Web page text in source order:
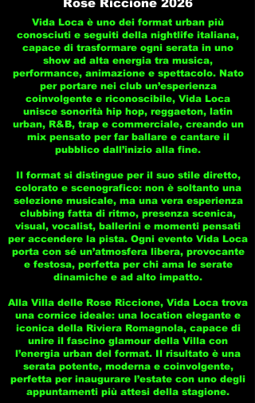
Rose Riccione 2026
Vida Loca è uno dei format urban più
conosciuti e seguiti della nightlife italiana,
capace di trasformare ogni serata in uno
show ad alta energia tra musica,
performance, animazione e spettacolo. Nato
per portare nei club un’esperienza
coinvolgente e riconoscibile, Vida Loca
unisce sonorità hip hop, reggaeton, latin
urban, R&B, trap e commerciale, creando un
mix pensato per far ballare e cantare il
pubblico dall’inizio alla fine.
Il format si distingue per il suo stile diretto,
colorato e scenografico: non è soltanto una
selezione musicale, ma una vera esperienza
clubbing fatta di ritmo, presenza scenica,
visual, vocalist, ballerini e momenti pensati
per accendere la pista. Ogni evento Vida Loca
porta con sé un’atmosfera libera, provocante
e festosa, perfetta per chi ama le serate
dinamiche e ad alto impatto.
Alla Villa delle Rose Riccione, Vida Loca trova
una cornice ideale: una location elegante e
iconica della Riviera Romagnola, capace di
unire il fascino glamour della Villa con
l’energia urban del format. Il risultato è una
serata potente, moderna e coinvolgente,
perfetta per inaugurare l’estate con uno degli
appuntamenti più attesi della stagione.